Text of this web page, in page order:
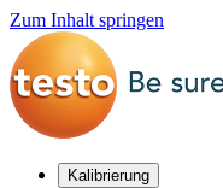
Zum Inhalt springen
Kalibrierung